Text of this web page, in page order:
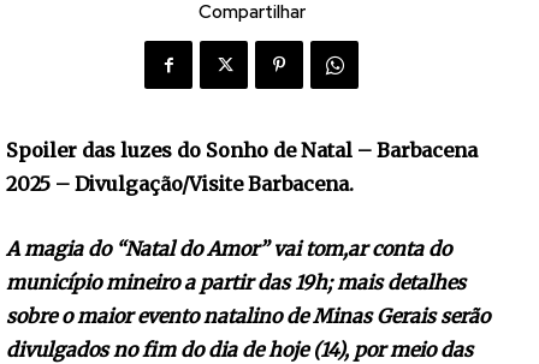
Compartilhar
Spoiler das luzes do Sonho de Natal – Barbacena
2025 – Divulgação/Visite Barbacena.
A magia do “Natal do Amor” vai tom,ar conta do
município mineiro a partir das 19h; mais detalhes
sobre o maior evento natalino de Minas Gerais serão
divulgados no fim do dia de hoje (14), por meio das